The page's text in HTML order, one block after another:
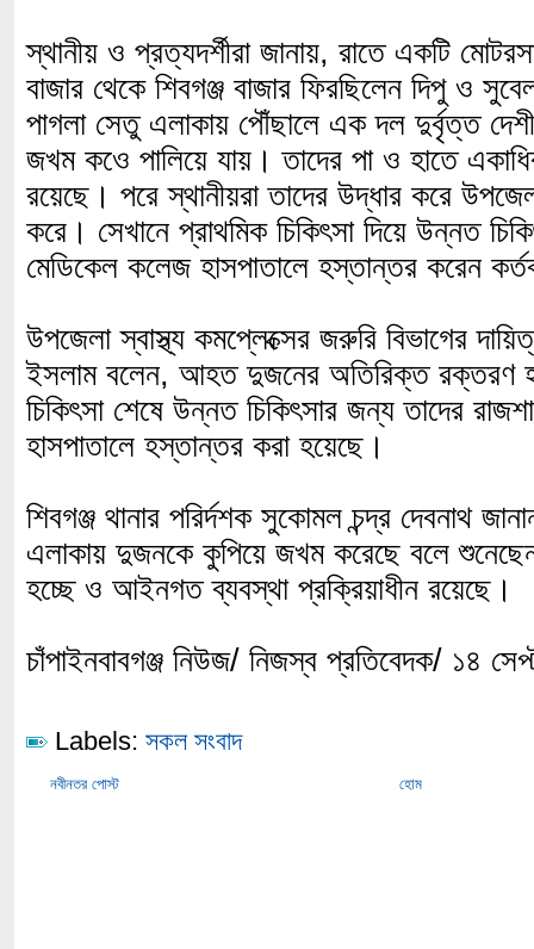
স্থানীয় ও প্রত্যদর্শীরা জানায়, রাতে একটি
বাজার থেকে শিবগঞ্জ বাজার ফিরছিলেন দিপু ও
পাগলা সেতু এলাকায় পৌঁছালে এক দল দুর্বৃত্ত
জখম কওে পালিয়ে যায়। তাদের পা ও হাতে
রয়েছে। পরে স্থানীয়রা তাদের উদ্ধার করে
করে। সেখানে প্রাথমিক চিকিৎসা দিয়ে উন্নত
মেডিকেল কলেজ হাসপাতালে হস্তান্তর করেন
উপজেলা স্বাস্থ্য কমপ্লেক্সের জরুরি বিভাগের
ইসলাম বলেন, আহত দুজনের অতিরিক্ত রক্তরণ
চিকিৎসা শেষে উন্নত চিকিৎসার জন্য তাদের
হাসপাতালে হস্তান্তর করা হয়েছে।
শিবগঞ্জ থানার পরির্দশক সুকোমল চন্দ্র দেবনাথ
এলাকায় দুজনকে কুপিয়ে জখম করেছে বলে
হচ্ছে ও আইনগত ব্যবস্থা প্রক্রিয়াধীন রয়েছে।
চাঁপাইনবাবগঞ্জ নিউজ/ নিজস্ব প্রতিবেদক/ ১৪
Labels: সকল সংবাদ
নবীনতর পোস্ট হোম